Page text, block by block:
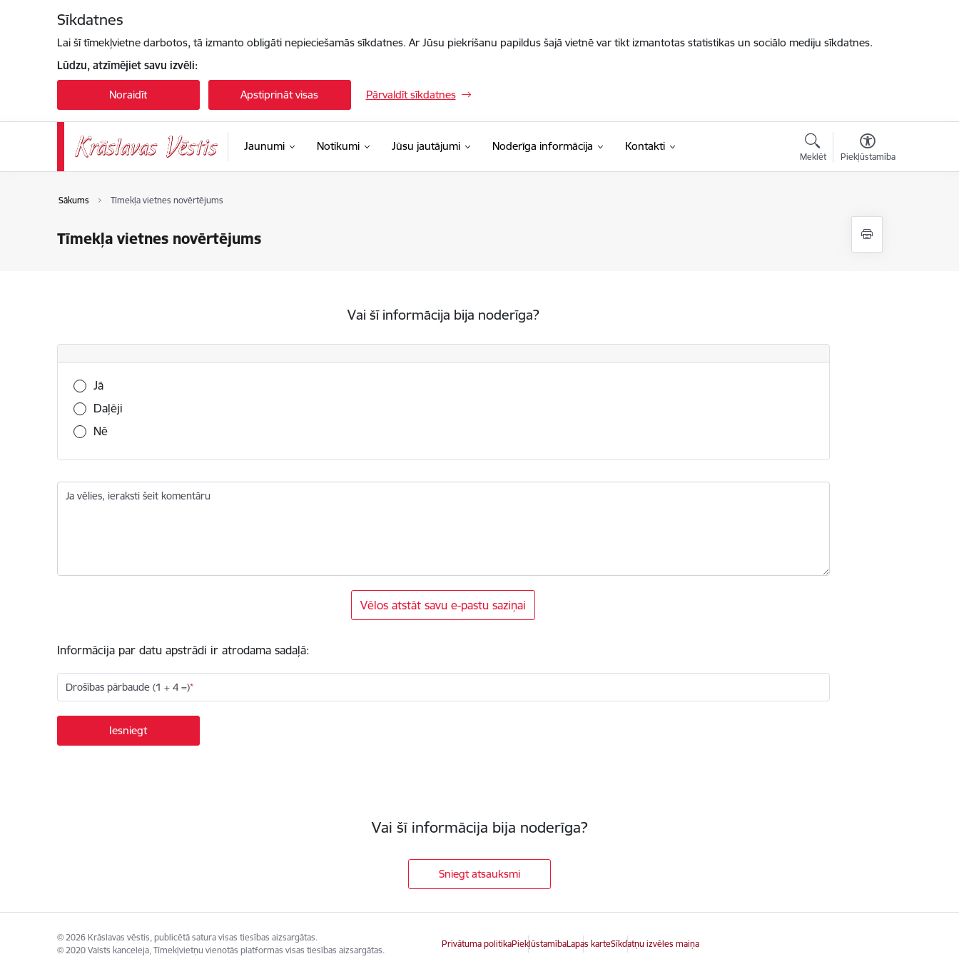
Sīkdatnes
Lai šī tīmekļvietne darbotos, tā izmanto obligāti nepieciešamās sīkdatnes. Ar Jūsu piekrišanu papildus šajā vietnē var tikt izmantotas statistikas un sociālo mediju sīkdatnes.
Lūdzu, atzīmējiet savu izvēli:
Noraidīt Apstiprināt visas Pārvaldīt sīkdatnes
Jaunumi Notikumi Jūsu jautājumi Noderīga informācija Kontakti
Meklēt Piekļūstamība
Sākums Tīmekļa vietnes novērtējums
Tīmekļa vietnes novērtējums
Vai šī informācija bija noderīga?
Vai šī informācija bija noderīga?
Jā
Daļēji
Nē
Ja vēlies, ieraksti šeit komentāru
Vēlos atstāt savu e-pastu saziņai
Informācija par datu apstrādi ir atrodama sadaļā:
Drošības pārbaude (1 + 4 =)
Vai šī informācija bija noderīga?
Sniegt atsauksmi
© 2026 Krāslavas vēstis, publicētā satura visas tiesības aizsargātas.
© 2020 Valsts kanceleja, Tīmekļvietņu vienotās platformas visas tiesības aizsargātas.
Privātuma politikaPiekļūstamībaLapas karteSīkdatņu izvēles maiņa